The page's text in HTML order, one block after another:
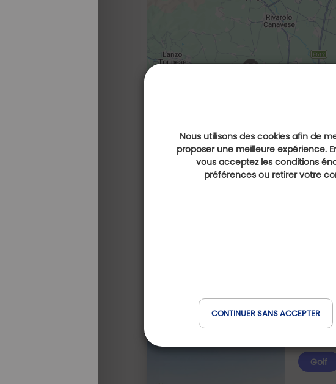
Nous utilisons des cookies afin de
proposer une meilleure expérience.
vous acceptez les conditions
préférences ou retirer votre
CONTINUER SANS ACCEPTER
Golf